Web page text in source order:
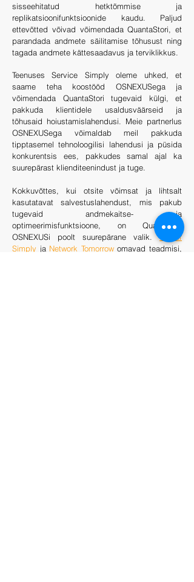
sisseehitatud hetktõmmise ja
replikatsioonifunktsioonide kaudu. Paljud
ettevõtted võivad võimendada QuantaStori, et
parandada andmete säilitamise tõhusust ning
tagada andmete kättesaadavus ja terviklikkus.
Teenuses Service Simply oleme uhked, et
saame teha koostööd OSNEXUSega ja
võimendada QuantaStori tugevaid külgi, et
pakkuda klientidele usaldusväärseid ja
tõhusaid hoiustamislahendusi. Meie partnerlus
OSNEXUSega võimaldab meil pakkuda
tipptasemel tehnoloogilisi lahendusi ja püsida
konkurentsis ees, pakkudes samal ajal ka
suurepärast klienditeenindust ja tuge.
Kokkuvõttes, kui otsite võimsat ja lihtsalt
kasutatavat salvestuslahendust, mis pakub
tugevaid andmekaitse- ja
optimeerimisfunktsioone, on QuantaStor
OSNEXUSi poolt suurepärane valik.Server
Simply ja Network Tomorrowomavad teadmisi,